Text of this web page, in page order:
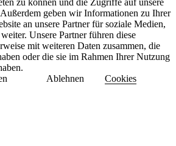
geben wir Informationen zu Ihrer
an unsere Partner für soziale Medien,
Unsere Partner führen diese
mit weiteren Daten zusammen, die
oder die sie im Rahmen Ihrer Nutzung
Ablehnen
Cookies